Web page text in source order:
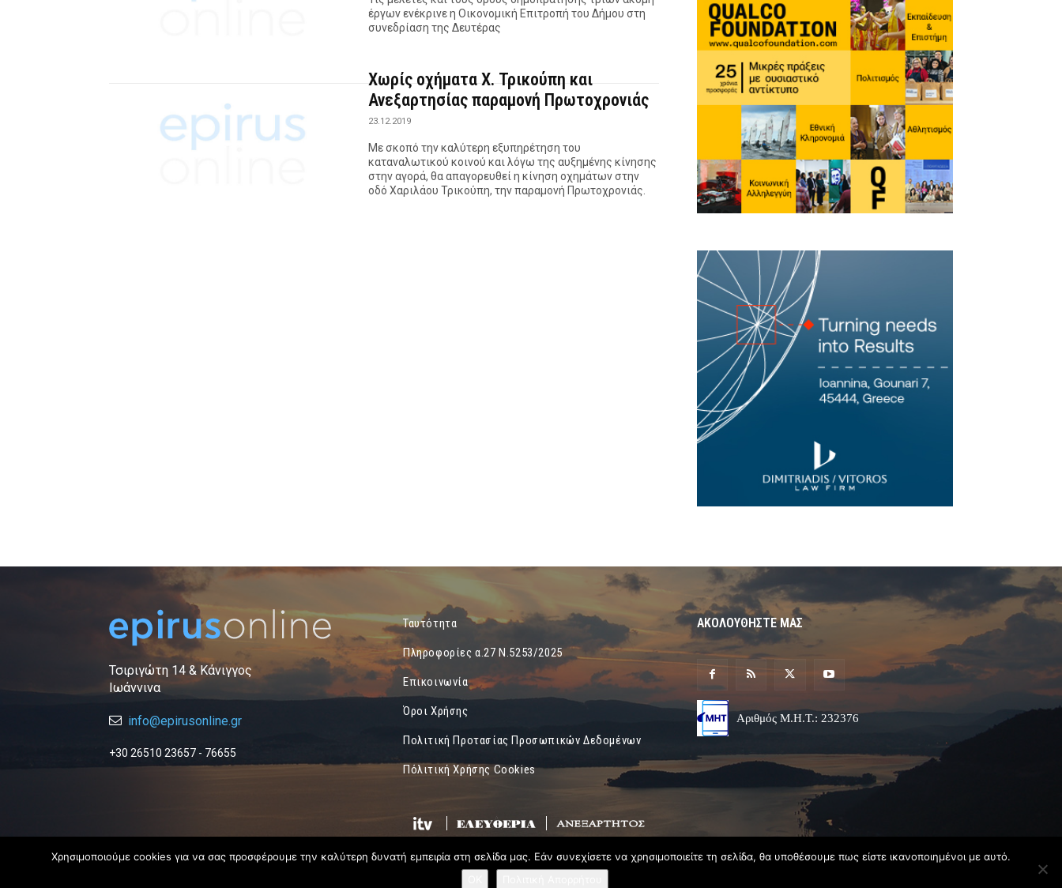
έργων ενέκρινε η Οικονομική Επιτροπή του Δήμου στη
συνεδρίαση της Δευτέρας
Χωρίς οχήματα Χ. Τρικούπη και
Ανεξαρτησίας παραμονή Πρωτοχρονιάς
23.12.2019
Με σκοπό την καλύτερη εξυπηρέτηση του
καταναλωτικού κοινού και λόγω της αυξημένης κίνησης
στην αγορά, θα απαγορευθεί η κίνηση οχημάτων στην
οδό Χαριλάου Τρικούπη, την παραμονή Πρωτοχρονιάς.
Τσιριγώτη 14 & Κάνιγγος
Ιωάννινα
info@epirusonline.gr
+30 26510 23657 - 76655
Ταυτότητα
Πληροφορίες α.27 Ν.5253/2025
Επικοινωνία
Όροι Χρήσης
Πολιτική Προτασίας Προσωπικών Δεδομένων
Πόλιτική Χρήσης Cookies
ΑΚΟΛΟΥΘΗΣΤΕ ΜΑΣ
Αριθμός Μ.Η.Τ.: 232376
Χρησιμοποιούμε cookies για να σας προσφέρουμε την καλύτερη δυνατή εμπειρία στη σελίδα μας. Εάν συνεχίσετε να χρησιμοποιείτε τη σελίδα, θα υποθέσουμε πως είστε ικανοποιημένοι με αυτό.